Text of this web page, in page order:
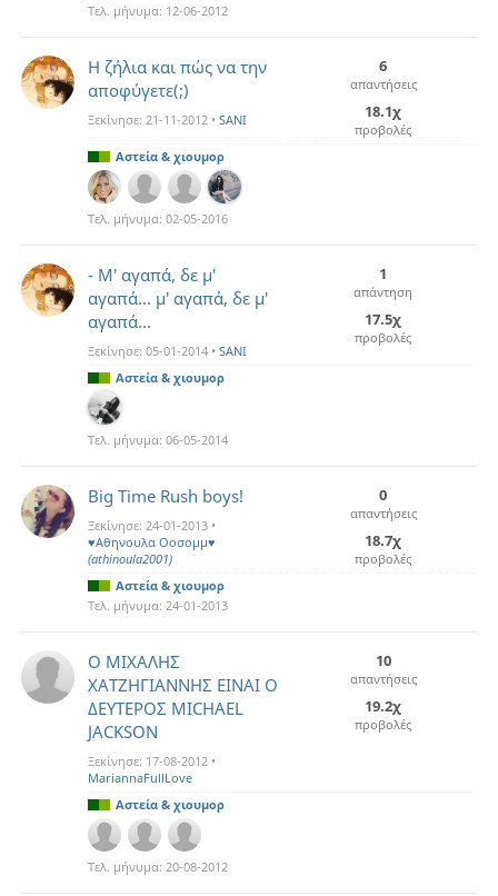
Τελ. μήνυμα: 12-06-2012
Η ζήλια και πώς να την
αποφύγετε(;)
Ξεκίνησε: 21-11-2012 • SANI
6
απαντήσεις
18.1χ
προβολές
Αστεία & χιουμορ
Τελ. μήνυμα: 02-05-2016
- Μ' αγαπά, δε μ'
αγαπά... μ' αγαπά, δε μ'
αγαπά...
Ξεκίνησε: 05-01-2014 • SANI
1
απάντηση
17.5χ
προβολές
Αστεία & χιουμορ
Τελ. μήνυμα: 06-05-2014
Big Time Rush boys!
Ξεκίνησε: 24-01-2013 •
♥Αθηνουλα Οοσομμ♥
(athinoula2001)
0
απαντήσεις
18.7χ
προβολές
Αστεία & χιουμορ
Τελ. μήνυμα: 24-01-2013
Ο ΜΙΧΑΛΗΣ
ΧΑΤΖΗΓΙΑΝΝΗΣ ΕΙΝΑΙ Ο
ΔΕΥΤΕΡΟΣ MICHAEL
JACKSON
Ξεκίνησε: 17-08-2012 •
MariannaFullLove
10
απαντήσεις
19.2χ
προβολές
Αστεία & χιουμορ
Τελ. μήνυμα: 20-08-2012